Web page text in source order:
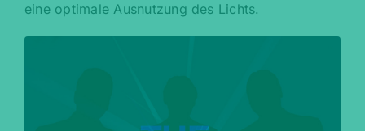
eine optimale Ausnutzung des Lichts.